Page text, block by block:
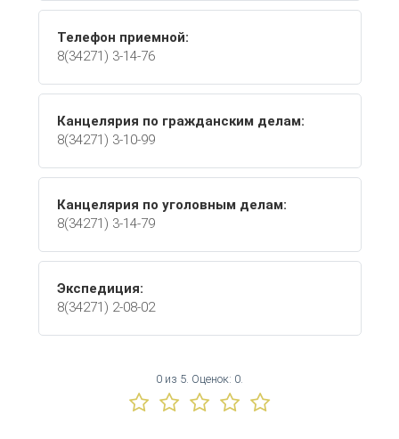
Телефон приемной:
8(34271) 3-14-76
Канцелярия по гражданским делам:
8(34271) 3-10-99
Канцелярия по уголовным делам:
8(34271) 3-14-79
Экспедиция:
8(34271) 2-08-02
0 из 5. Оценок: 0